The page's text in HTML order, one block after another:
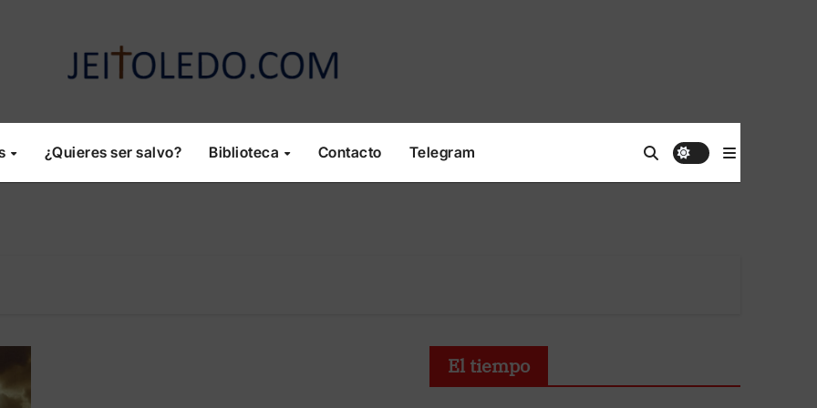
¿Quieres ser salvo? Biblioteca Contacto Telegram
El tiempo